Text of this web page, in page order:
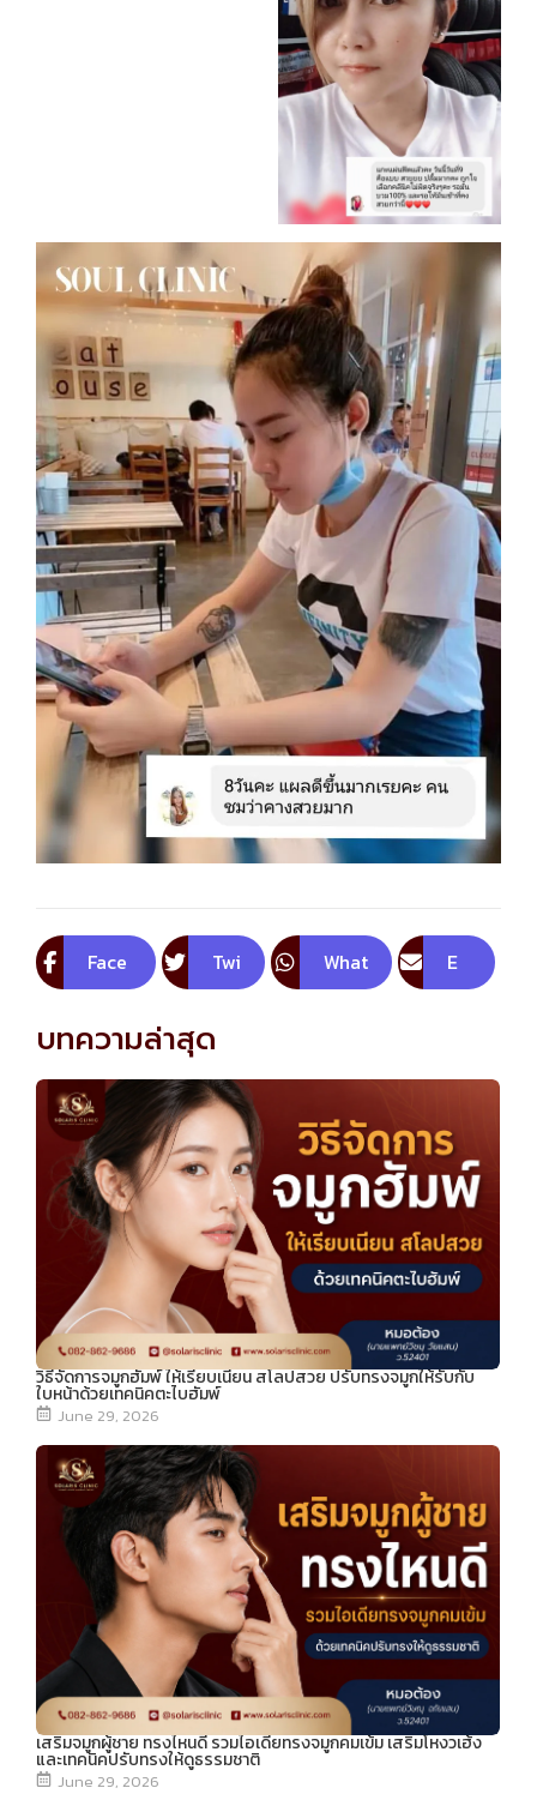
Face
Twi
What
E
บทความล่าสุด
วิธีจัดการจมูกฮัมพ์ ให้เรียบเนียน สโลปสวย ปรับทรงจมูกให้รับกับ
ใบหน้าด้วยเทคนิคตะไบฮัมพ์
June 29, 2026
เสริมจมูกผู้ชาย ทรงไหนดี รวมไอเดียทรงจมูกคมเข้ม เสริมโหงวเฮ้ง
และเทคนิคปรับทรงให้ดูธรรมชาติ
June 29, 2026